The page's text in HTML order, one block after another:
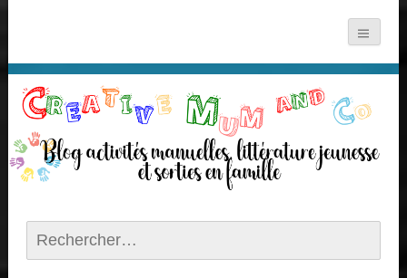
Rechercher :